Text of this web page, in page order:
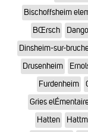
Bischoffsheim
BŒrsch
Dinsheim-sur-
Drusenheim
Furdenheim
Gries
Hatten